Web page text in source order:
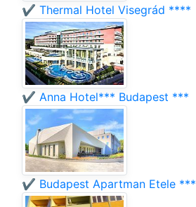
✔️ Thermal Hotel Visegrád ****
✔️ Anna Hotel*** Budapest ***
✔️ Budapest Apartman Etele ***